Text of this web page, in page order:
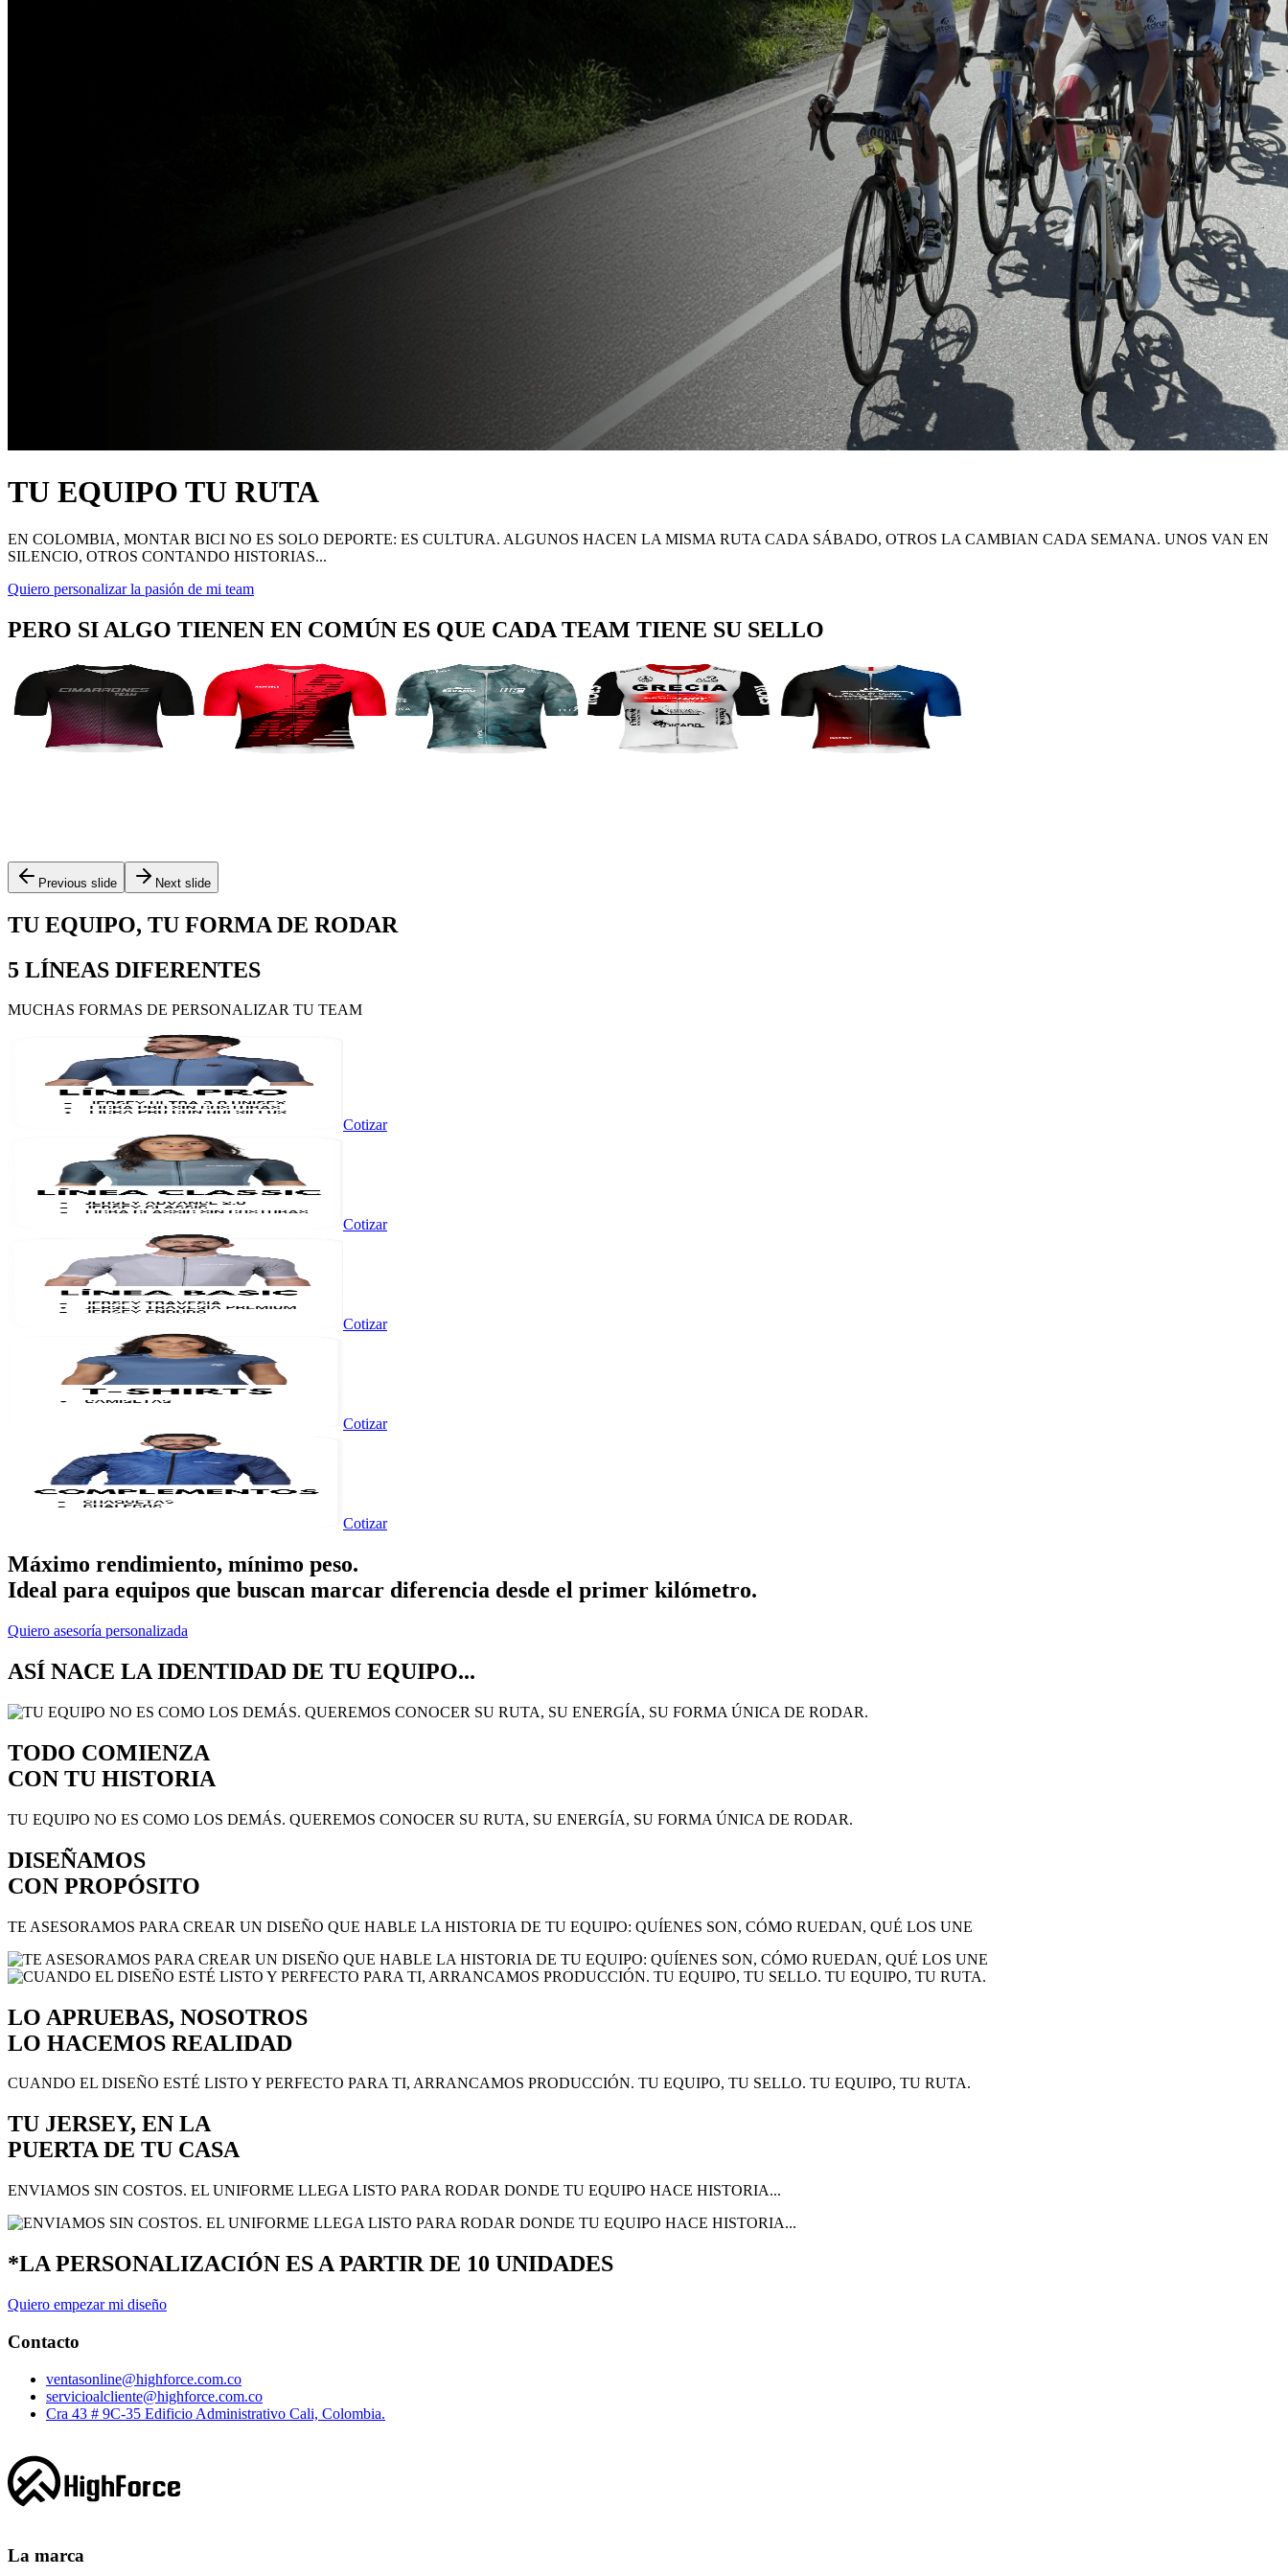
TU EQUIPO TU RUTA
EN COLOMBIA, MONTAR BICI NO ES SOLO DEPORTE: ES CULTURA. ALGUNOS HACEN LA MISMA RUTA CADA SÁBADO, OTROS LA CAMBIAN CADA SEMANA. UNOS VAN EN
SILENCIO, OTROS CONTANDO HISTORIAS...
Quiero personalizar la pasión de mi team
PERO SI ALGO TIENEN EN COMÚN ES QUE CADA TEAM TIENE SU SELLO
Previous slide Next slide
TU EQUIPO, TU FORMA DE RODAR
5 LÍNEAS DIFERENTES
MUCHAS FORMAS DE PERSONALIZAR TU TEAM
Cotizar
Cotizar
Cotizar
Cotizar
Cotizar
Máximo rendimiento, mínimo peso.
Ideal para equipos que buscan marcar diferencia desde el primer kilómetro.
Quiero asesoría personalizada
ASÍ NACE LA IDENTIDAD DE TU EQUIPO...
TODO COMIENZA
CON TU HISTORIA
TU EQUIPO NO ES COMO LOS DEMÁS. QUEREMOS CONOCER SU RUTA, SU ENERGÍA, SU FORMA ÚNICA DE RODAR.
DISEÑAMOS
CON PROPÓSITO
TE ASESORAMOS PARA CREAR UN DISEÑO QUE HABLE LA HISTORIA DE TU EQUIPO: QUÍENES SON, CÓMO RUEDAN, QUÉ LOS UNE
LO APRUEBAS, NOSOTROS
LO HACEMOS REALIDAD
CUANDO EL DISEÑO ESTÉ LISTO Y PERFECTO PARA TI, ARRANCAMOS PRODUCCIÓN. TU EQUIPO, TU SELLO. TU EQUIPO, TU RUTA.
TU JERSEY, EN LA
PUERTA DE TU CASA
ENVIAMOS SIN COSTOS. EL UNIFORME LLEGA LISTO PARA RODAR DONDE TU EQUIPO HACE HISTORIA...
*LA PERSONALIZACIÓN ES A PARTIR DE 10 UNIDADES
Quiero empezar mi diseño
Contacto
ventasonline@highforce.com.co
servicioalcliente@highforce.com.co
Cra 43 # 9C-35 Edificio Administrativo Cali, Colombia.
La marca